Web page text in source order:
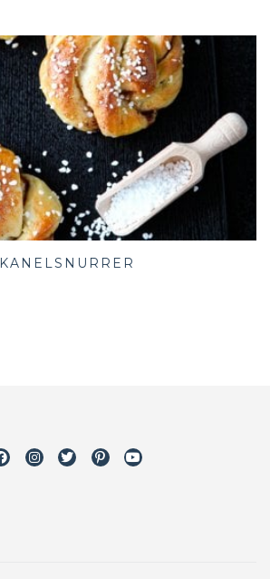
KANELSNURRER
FacebookInstagram
TwitterPinterestYoutube